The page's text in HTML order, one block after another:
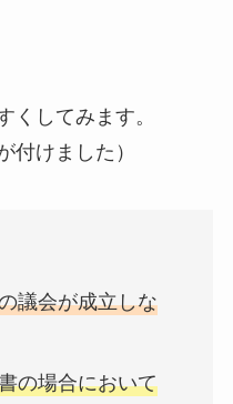
くしてみます。
けました）
議会が成立しな
の場合において